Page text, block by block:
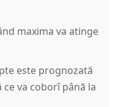
maxima va atinge
este prognozată
va coborî până la